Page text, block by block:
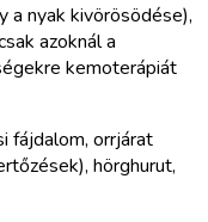
a nyak kivörösödése),
azoknál a
kemoterápiát
fájdalom, orrjárat
hörghurut,